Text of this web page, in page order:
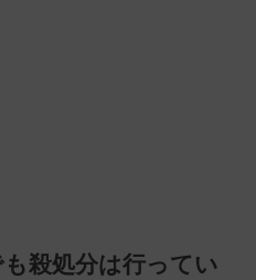
殺処分は行ってい